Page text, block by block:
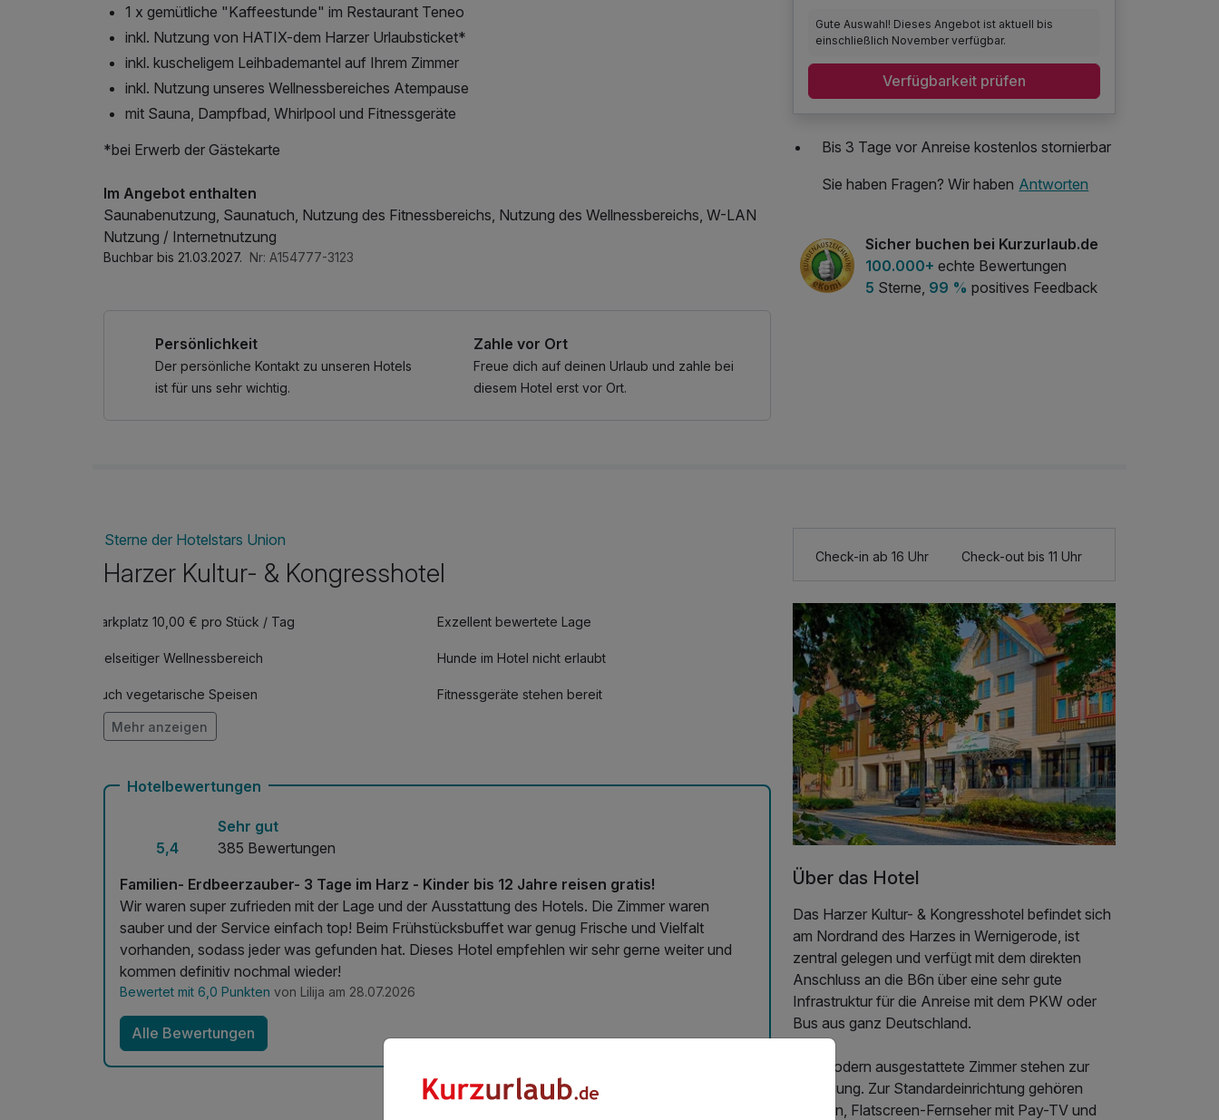
1 x gemütliche "Kaffeestunde" im Restaurant Teneo
inkl. Nutzung von HATIX-dem Harzer Urlaubsticket*
inkl. kuscheligem Leihbademantel auf Ihrem Zimmer
inkl. Nutzung unseres Wellnessbereiches Atempause
mit Sauna, Dampfbad, Whirlpool und Fitnessgeräte
*bei Erwerb der Gästekarte
Im Angebot enthalten
Saunabenutzung, Saunatuch, Nutzung des Fitnessbereichs, Nutzung des Wellnessbereichs, W-LAN
Nutzung / Internetnutzung
Buchbar bis 21.03.2027. Nr: A154777-3123
Persönlichkeit
Der persönliche Kontakt zu unseren Hotels
ist für uns sehr wichtig.
Zahle vor Ort
Freue dich auf deinen Urlaub und zahle bei
diesem Hotel erst vor Ort.
Gute Auswahl! Dieses Angebot ist aktuell bis
einschließlich November verfügbar.
Verfügbarkeit prüfen
Bis 3 Tage vor Anreise kostenlos stornierbar
Sie haben Fragen? Wir haben Antworten
Sicher buchen bei Kurzurlaub.de
100.000+ echte Bewertungen
5 Sterne, 99 % positives Feedback
Sterne der Hotelstars Union
Harzer Kultur- & Kongresshotel
Parkplatz 10,00 € pro Stück / Tag Exzellent bewertete Lage
Vielseitiger Wellnessbereich Hunde im Hotel nicht erlaubt
Auch vegetarische Speisen Fitnessgeräte stehen bereit
Kostenloses W-LAN
Mehr anzeigen
Hotelbewertungen
5,4
Sehr gut
385 Bewertungen
Familien- Erdbeerzauber- 3 Tage im Harz - Kinder bis 12 Jahre reisen gratis!
Wir waren super zufrieden mit der Lage und der Ausstattung des Hotels. Die Zimmer waren
sauber und der Service einfach top! Beim Frühstücksbuffet war genug Frische und Vielfalt
vorhanden, sodass jeder was gefunden hat. Dieses Hotel empfehlen wir sehr gerne weiter und
kommen definitiv nochmal wieder!
Bewertet mit 6,0 Punkten von Lilija am 28.07.2026
Alle Bewertungen
Check-in ab 16 Uhr Check-out bis 11 Uhr
Über das Hotel
Das Harzer Kultur- & Kongresshotel befindet sich
am Nordrand des Harzes in Wernigerode, ist
zentral gelegen und verfügt mit dem direkten
Anschluss an die B6n über eine sehr gute
Infrastruktur für die Anreise mit dem PKW oder
Bus aus ganz Deutschland.
258 modern ausgestattete Zimmer stehen zur
Verfügung. Zur Standardeinrichtung gehören
Telefon, Flatscreen-Fernseher mit Pay-TV und